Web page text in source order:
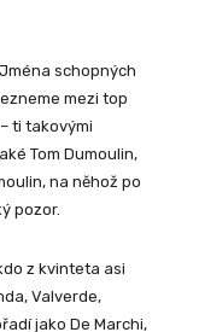
schopných
mezi top
– ti takovými
Tom Dumoulin,
na něhož po
pozor.
z kvinteta asi
Valverde,
jako De Marchi,